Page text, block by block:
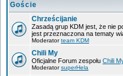
Goście
Chrześcijanie
Zasadą grup KDM jest, że nie
jest przeznaczona na tematy
Moderatorteam KDM
Chili My
Oficjalne Forum zespołu Chili
ModeratorsuperHela